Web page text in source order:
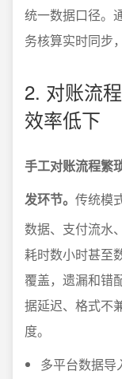
统一数据口径。
务核算实时同步
2. 对账流
效率低下
手工对账流程繁
发环节。 传统模
数据、支付流水
耗时数小时甚至
覆盖，遗漏和错
据延迟、格式不
度。
多平台数据导